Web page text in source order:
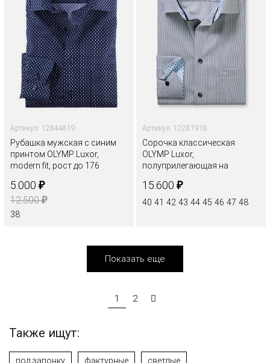
Артикул: 12844819
Рубашка мужская с синим
принтом OLYMP Luxor,
modern fit, рост до 176
5.000 ₽
12.500₽
38
Артикул: 12281918
Сорочка классическая
OLYMP Luxor,
полуприлегающая на
15.600 ₽
40 41 42 43 44 45 46 47 48
Показать еще
1 2
Также ищут:
под запонку фактурные светлые